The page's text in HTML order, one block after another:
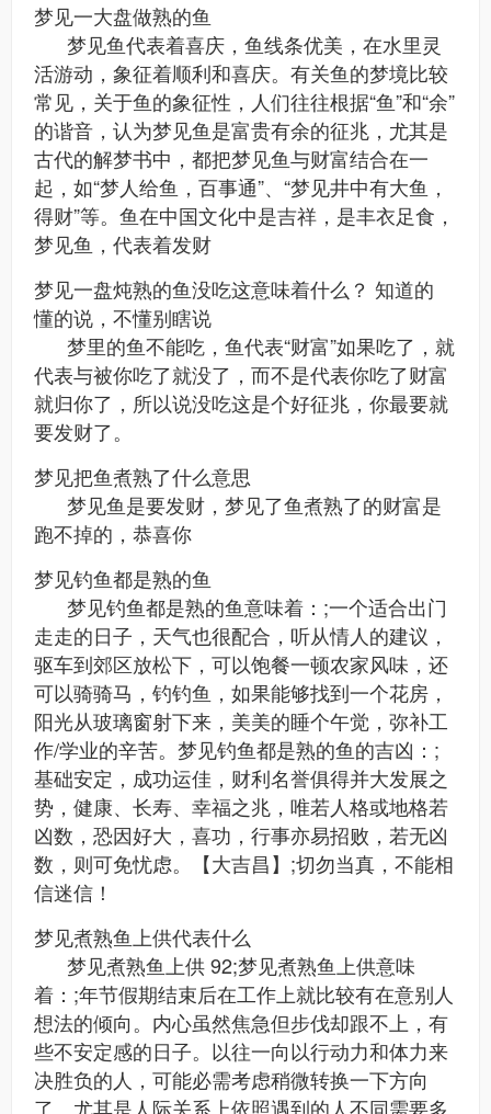
梦见一大盘做熟的鱼
梦见鱼代表着喜庆，鱼线条优美，在水里灵
活游动，象征着顺利和喜庆。有关鱼的梦境比较
常见，关于鱼的象征性，人们往往根据“鱼”和“余”
的谐音，认为梦见鱼是富贵有余的征兆，尤其是
古代的解梦书中，都把梦见鱼与财富结合在一
起，如“梦人给鱼，百事通”、“梦见井中有大鱼，
得财”等。鱼在中国文化中是吉祥，是丰衣足食，
梦见鱼，代表着发财
梦见一盘炖熟的鱼没吃这意味着什么？ 知道的
懂的说，不懂别瞎说
梦里的鱼不能吃，鱼代表“财富”如果吃了，就
代表与被你吃了就没了，而不是代表你吃了财富
就归你了，所以说没吃这是个好征兆，你最要就
要发财了。
梦见把鱼煮熟了什么意思
梦见鱼是要发财，梦见了鱼煮熟了的财富是
跑不掉的，恭喜你
梦见钓鱼都是熟的鱼
梦见钓鱼都是熟的鱼意味着：;一个适合出门
走走的日子，天气也很配合，听从情人的建议，
驱车到郊区放松下，可以饱餐一顿农家风味，还
可以骑骑马，钓钓鱼，如果能够找到一个花房，
阳光从玻璃窗射下来，美美的睡个午觉，弥补工
作/学业的辛苦。梦见钓鱼都是熟的鱼的吉凶：;
基础安定，成功运佳，财利名誉俱得并大发展之
势，健康、长寿、幸福之兆，唯若人格或地格若
凶数，恐因好大，喜功，行事亦易招败，若无凶
数，则可免忧虑。【大吉昌】;切勿当真，不能相
信迷信！
梦见煮熟鱼上供代表什么
梦见煮熟鱼上供 92;梦见煮熟鱼上供意味
着：;年节假期结束后在工作上就比较有在意别人
想法的倾向。内心虽然焦急但步伐却跟不上，有
些不安定感的日子。以往一向以行动力和体力来
决胜负的人，可能必需考虑稍微转换一下方向
了。尤其是人际关系上依照遇到的人不同需要多